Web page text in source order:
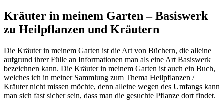
Kräuter in meinem Garten – Basiswerk
zu Heilpflanzen und Kräutern
Die Kräuter in meinem Garten ist die Art von Büchern, die alleine
aufgrund ihrer Fülle an Informationen man als eine Art Basiswerk
bezeichnen kann. Die Kräuter in meinem Garten ist auch ein Buch,
welches ich in meiner Sammlung zum Thema Heilpflanzen /
Kräuter nicht missen möchte, denn alleine wegen des Umfangs kann
man sich fast sicher sein, dass man die gesuchte Pflanze dort findet.